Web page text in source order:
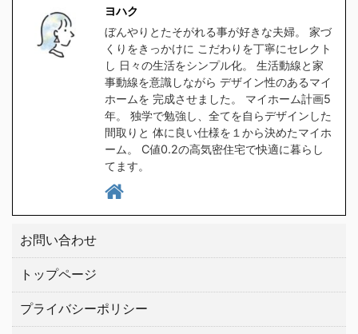
食洗器対応の水筒を探し
たのですが、意外と種類
が無く苦戦しました。
1時間程スマホをポチポ
チして探した所、大手ブ
ランドの中から２つ見つ
けましたので、皆さんに
もご紹介したい ...
い。 クリックしてプラン
を貰う。 高気密住宅と
は ヨハク簡単に言うと
スキマの無い家です 普
通に ...
ヨハク
ぼんやりとたそがれる事が好きな夫婦。 家づ
くりをきっかけに こだわりを丁寧にセレクト
し 日々の生活をシンプル化。 生活動線と家
事動線を意識しながら デザイン性のあるマイ
ホームを 完成させました。 マイホーム計画5
年。 独学で勉強し、全てを自らデザインした
間取りと 体に良い仕様を１から決めたマイホ
ーム。 C値0.2の高気密住宅で快適に暮らし
てます。
お問い合わせ
トップページ
プライバシーポリシー